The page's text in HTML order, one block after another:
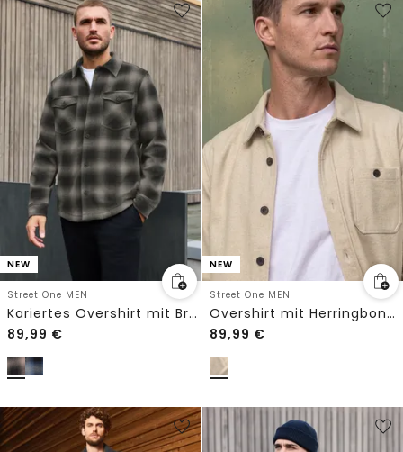
NEW
Street One MEN
Kariertes Overshirt mit Brusttaschen
89,99 €
NEW
Street One MEN
Overshirt mit Herringbone Struktur
89,99 €